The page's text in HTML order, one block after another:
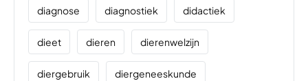
diagnose diagnostiek didactiek
dieet dieren dierenwelzijn
diergebruik diergeneeskunde